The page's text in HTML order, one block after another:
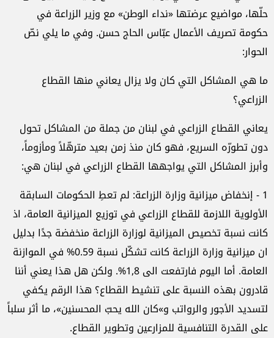
حلّها، مواضيع عرضتها «نداء الوطن» مع وزير الزراعة في
حكومة تصريف الأعمال عبّاس الحاج حسن. وفي ما يلي نصّ
الحوار:
ما هي المشاكل التي كان ولا يزال يعاني منها القطاع
الزراعي؟
يعاني القطاع الزراعي في لبنان من جملة من المشاكل تحول
دون تطورّه السريع، فهو كان منذ زمن بعيد مترهّلاً ومأزوماً،
وأبرز المشاكل التي يواجهها القطاع الزراعي في لبنان هي:
1 - إنخفاض ميزانية وزارة الزراعة: لم تعطِ الحكومات السابقة
الأولوية اللازمة للقطاع الزراعي في توزيع الميزانية العامة، اذ
كانت نسبة تخصيص الميزانية لوزارة الزراعة منخفضة جدًا بدليل
ان ميزانية وزارة الزراعة كانت تشكّل نسبة 0.59% في الموازنة
العامة. أما اليوم فارتفعت الى 1,8%. ولكن هل هذا يعني أننا
قادرون بهذه النسبة على تنشيط القطاع؟ هذا الرقم يكفي
لتسديد الأجور والرواتب و»كان الله يحبّ المحسنين»، ما أثر سلباً
على القدرة التنافسية للمزارعين وتطوير القطاع.